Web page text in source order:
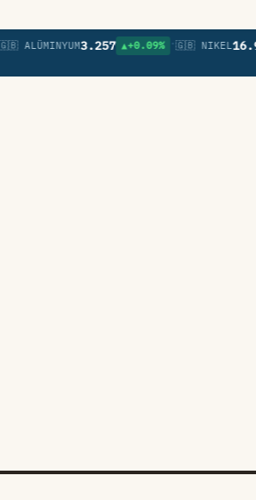
3.257 ▲+0.09% •🇬🇧 NIKEL16.936